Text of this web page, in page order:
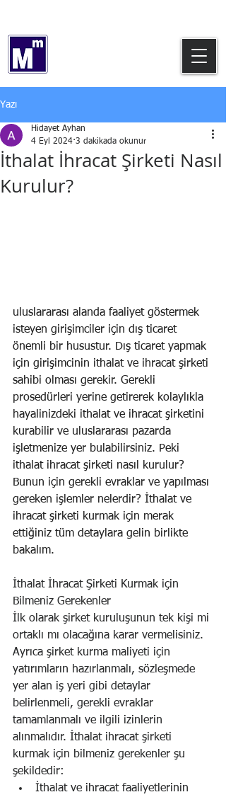
Yazı
İthalat İhracat Şirketi Nasıl
Kurulur?
Hidayet Ayhan
4 Eyl 2024 3 dakikada okunur
uluslararası alanda faaliyet göstermek
isteyen girişimciler için dış ticaret
önemli bir husustur. Dış ticaret yapmak
için girişimcinin ithalat ve ihracat şirketi
sahibi olması gerekir. Gerekli
prosedürleri yerine getirerek kolaylıkla
hayalinizdeki ithalat ve ihracat şirketini
kurabilir ve uluslararası pazarda
işletmenize yer bulabilirsiniz. Peki
ithalat ihracat şirketi nasıl kurulur?
Bunun için gerekli evraklar ve yapılması
gereken işlemler nelerdir? İthalat ve
ihracat şirketi kurmak için merak
ettiğiniz tüm detaylara gelin birlikte
bakalım.
İthalat İhracat Şirketi Kurmak için
Bilmeniz Gerekenler
İlk olarak şirket kuruluşunun tek kişi mi
ortaklı mı olacağına karar vermelisiniz.
Ayrıca şirket kurma maliyeti için
yatırımların hazırlanmalı, sözleşmede
yer alan iş yeri gibi detaylar
belirlenmeli, gerekli evraklar
tamamlanmalı ve ilgili izinlerin
alınmalıdır. İthalat ihracat şirketi
kurmak için bilmeniz gerekenler şu
şekildedir:
İthalat ve ihracat faaliyetlerinin